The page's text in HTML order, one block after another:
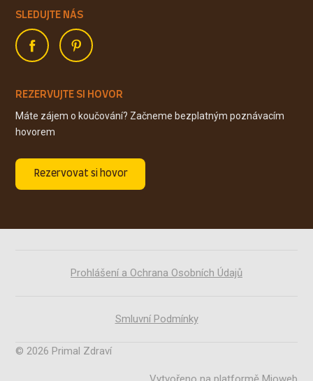
SLEDUJTE NÁS
REZERVUJTE SI HOVOR
Máte zájem o koučování? Začneme bezplatným poznávacím
hovorem
Rezervovat si hovor
Prohlášení a Ochrana Osobních Údajů
Smluvní Podmínky
© 2026 Primal Zdraví